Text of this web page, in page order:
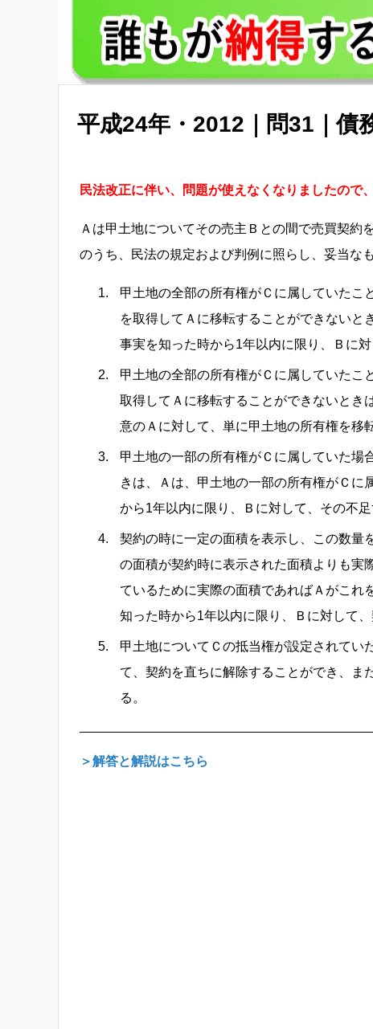
平成24年・2012｜問31｜債
民法改正に伴い、問題が使えなくなりましたので
Ａは甲土地についてその売主Ｂとの間で売買契
のうち、民法の規定および判例に照らし、妥当な
甲土地の全部の所有権がＣに属していたこ
を取得してＡに移転することができない
事実を知った時から1年以内に限り、Ｂに
甲土地の全部の所有権がＣに属していたこ
取得してＡに移転することができないとき
意のＡに対して、単に甲土地の所有権を移
甲土地の一部の所有権がＣに属していた場
きは、Ａは、甲土地の一部の所有権がＣ
から1年以内に限り、Ｂに対して、その不
契約の時に一定の面積を表示し、この数量
の面積が契約時に表示された面積よりも実
ているために実際の面積であればＡがこれ
知った時から1年以内に限り、Ｂに対して
甲土地についてＣの抵当権が設定されてい
て、契約を直ちに解除することができ、ま
る。
＞解答と解説はこちら